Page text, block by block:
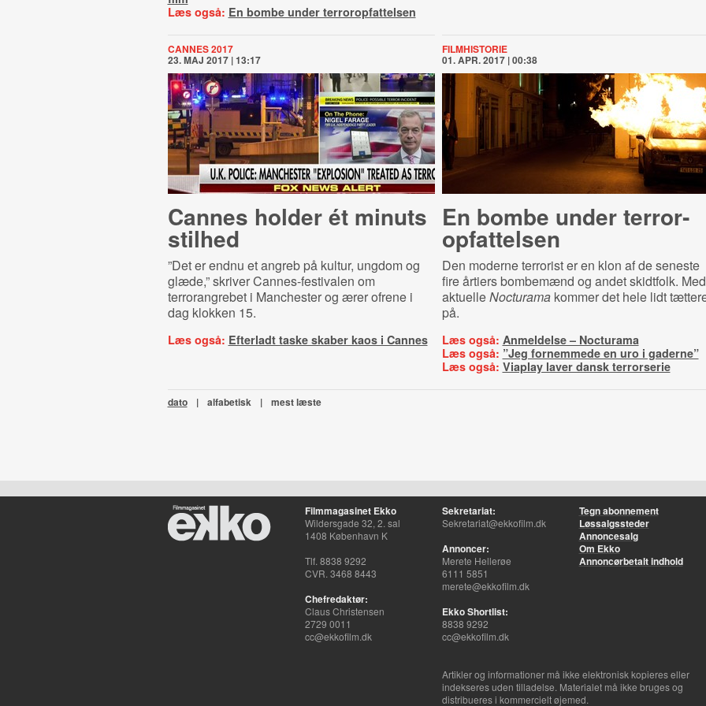
Læs også: En bombe under terroropfattelsen
CANNES 2017
23. MAJ 2017 | 13:17
Cannes holder ét minuts
stilhed
”Det er endnu et angreb på kultur, ungdom og
glæde,” skriver Cannes-festivalen om
terrorangrebet i Manchester og ærer ofrene i
dag klokken 15.
Læs også: Efterladt taske skaber kaos i Cannes
FILMHISTORIE
01. APR. 2017 | 00:38
En bombe under ter­r­or­
o­p­fat­tel­sen
Den moderne terrorist er en klon af de seneste
fire årtiers bombemænd og andet skidtfolk. Med
aktuelleNocturama kommer det hele lidt
på.
Læs også: Anmeldelse – Nocturama
Læs også: ”Jeg fornemmede en uro i gaderne”
Læs også: Viaplay laver dansk terrorserie
dato | alfabetisk | mest læste
Filmmagasinet Ekko
Wildersgade 32, 2. sal
1408 København K
Tlf. 8838 9292
CVR. 3468 8443
Chefredaktør:
Claus Christensen
2729 0011
cc@ekkofilm.dk
Sekretariat:
Sekretariat@ekkofilm.dk
Annoncer:
Merete Hellerøe
6111 5851
merete@ekkofilm.dk
Ekko Shortlist:
8838 9292
cc@ekkofilm.dk
Tegn abonnement
Løssalgssteder
Annoncesalg
Om Ekko
Annoncørbetalt indhold
Artikler og informationer må ikke elektronisk kopieres eller
indekseres uden tilladelse. Materialet må ikke bruges og
distribueres i kommercielt øjemed.